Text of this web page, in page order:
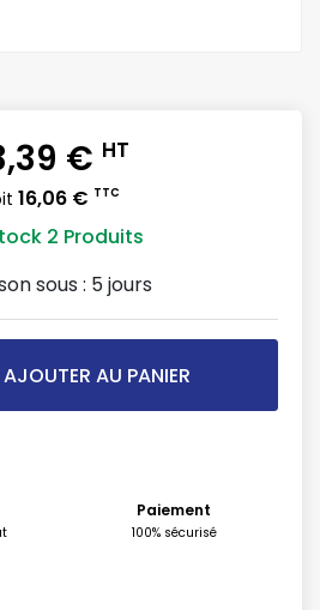
€ HT
16,06 € TTC
2 Produits
sous : 5 jours
AJOUTER AU PANIER
Paiement
100% sécurisé